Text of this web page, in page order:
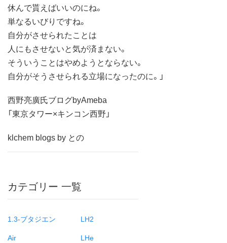
休んで貰えばいいのにね。
単なるいびりですね。
自分がさせられたことは
人にもさせないと気が済まない。
そういうことはやめようとならない。
自分がそうさせられる立場になったのに。」
西野亮廣氏ブログbyAmeba
「東京タワー×キンコン西野」
klchem blogs by との
カテゴリー 一覧
1.3-ブタジエン
Air
LH2
LHe